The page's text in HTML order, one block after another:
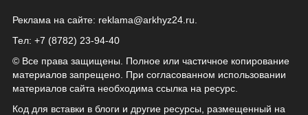
Реклама на сайте: reklama@arkhyz24.ru
Тел: +7 (8782) 23‑94‑40
© Все права защищены. Полное или частичное копирование
материалов запрещено. При согласованном использовании
материалов сайта необходима ссылка на ресурс.
Код для вставки в блоги и другие ресурсы, размещенный на